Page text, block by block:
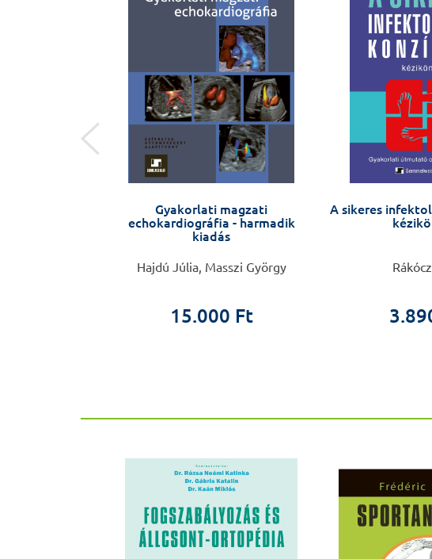
Gyakorlati magzati
echokardiográfia - harmadik
kiadás
Hajdú Júlia, Masszi György
15.000 Ft
A sikeres